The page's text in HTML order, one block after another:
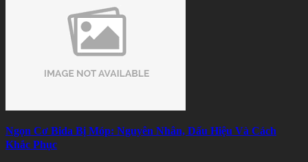
Ngọn Cơ Bida Bị Móp: Nguyên Nhân, Dấu Hiệu Và Cách
Khắc Phục